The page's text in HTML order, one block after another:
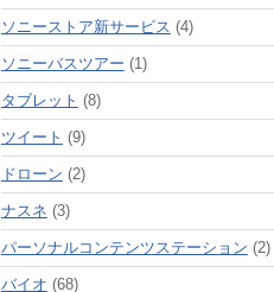
ソニーストア新サービス (4)
ソニーバスツアー (1)
タブレット (8)
ツイート (9)
ドローン (2)
ナスネ (3)
パーソナルコンテンツステーション (2)
バイオ (68)